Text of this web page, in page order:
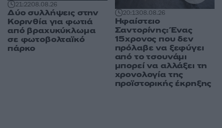
21:2208.08.26
Δύο συλλήψεις στην
Κορινθία για φωτιά
από βραχυκύκλωμα
σε φωτοβολταϊκό
πάρκο
20:1308.08.26
Ηφαίστειο
Σαντορίνης: Ένας
15χρονος που δεν
πρόλαβε να ξεφύγει
από το τσουνάμι
μπορεί να αλλάξει τη
χρονολογία της
προϊστορικής έκρηξης